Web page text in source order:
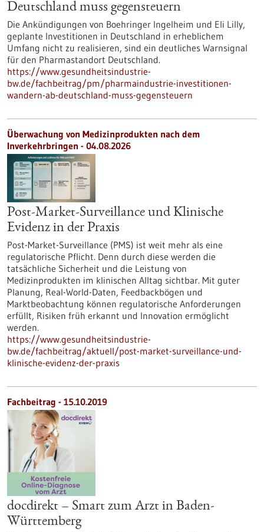
Deutschland muss gegensteuern
Die Ankündigungen von Boehringer Ingelheim und Eli Lilly,
geplante Investitionen in Deutschland in erheblichem
Umfang nicht zu realisieren, sind ein deutliches Warnsignal
für den Pharmastandort Deutschland.
https://www.gesundheitsindustrie-
bw.de/fachbeitrag/pm/pharmaindustrie-investitionen-
wandern-ab-deutschland-muss-gegensteuern
Überwachung von Medizinprodukten nach dem
Inverkehrbringen - 04.08.2026
Post-Market-Surveillance und Klinische
Evidenz in der Praxis
Post-Market-Surveillance (PMS) ist weit mehr als eine
regulatorische Pflicht. Denn durch diese werden die
tatsächliche Sicherheit und die Leistung von
Medizinprodukten im klinischen Alltag sichtbar. Mit guter
Planung, Real-World-Daten, Feedbackbögen und
Marktbeobachtung können regulatorische Anforderungen
erfüllt, Risiken früh erkannt und Innovation ermöglicht
werden.
https://www.gesundheitsindustrie-
bw.de/fachbeitrag/aktuell/post-market-surveillance-und-
klinische-evidenz-der-praxis
Fachbeitrag - 15.10.2019
docdirekt – Smart zum Arzt in Baden-
Württemberg